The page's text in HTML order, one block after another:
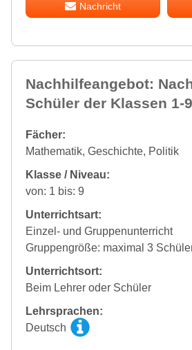
Nachricht
Nachhilfeangebot:
Schüler der Klassen 1-9
Fächer:
Mathematik, Geschichte, Politik
Klasse / Niveau:
von: 1 bis: 9
Unterrichtsart:
Einzel- und Gruppenunterricht
Gruppengröße: maximal 3
Unterrichtsort:
Beim Lehrer oder Schüler
Lehrsprachen:
Deutsch